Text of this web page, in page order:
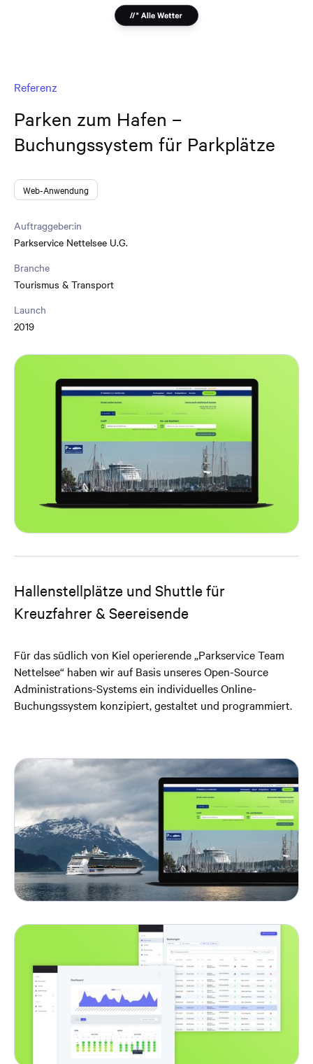
Referenz
Parken zum Hafen –
Buchungssystem für Parkplätze
Web-Anwendung
Auftraggeber:in
Parkservice Nettelsee U.G.
Branche
Tourismus & Transport
Launch
2019
Hallenstellplätze und Shuttle für
Kreuzfahrer & Seereisende
Für das südlich von Kiel operierende „Parkservice Team
Nettelsee“ haben wir auf Basis unseres Open-Source
Administrations-Systems ein individuelles Online-
Buchungssystem konzipiert, gestaltet und programmiert.